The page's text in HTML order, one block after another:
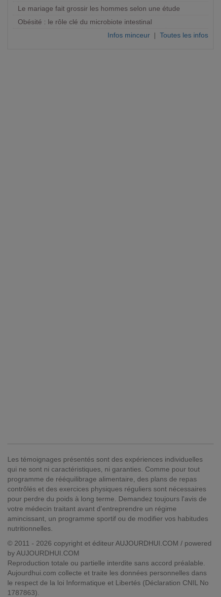
Le mariage fait grossir les hommes selon une étude
Obésité : le rôle clé du microbiote intestinal
Infos minceur | Toutes les infos
Les témoignages présentés sont des expériences individuelles
qui ne sont ni caractéristiques, ni garanties. Comme pour tout
programme de rééquilibrage alimentaire, des plans de repas
contrôlés et des exercices physiques réguliers sont nécessaires
pour perdre du poids à long terme. Demandez toujours l'avis de
votre médecin traitant avant d'entreprendre un régime
amincissant, un programme sportif ou de modifier vos habitudes
nutritionnelles.
© 2011 - 2026 copyright et éditeur AUJOURDHUI.COM / powered
by AUJOURDHUI.COM
Reproduction totale ou partielle interdite sans accord préalable.
Aujourdhui.com collecte et traite les données personnelles dans
le respect de la loi Informatique et Libertés (Déclaration CNIL No
1787863).